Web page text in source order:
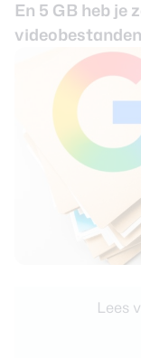
En 5 GB heb je
Lees
Login
Nieuwsbrief